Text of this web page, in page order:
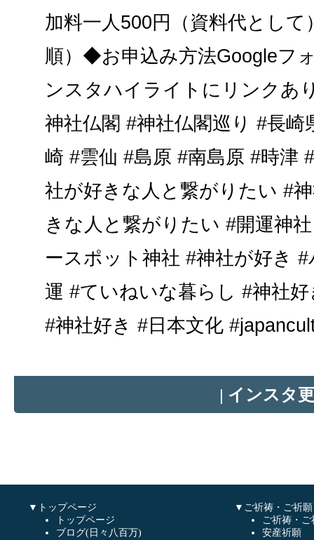
加料一人500円（資料代とし
順）◆お申込み方法Googleフ
ンスタハイライトにリンクあ
神社仏閣 #神社仏閣巡り #長崎
崎 #雲仙 #島原 #南島原 #時津
社が好きな人と繋がりたい #
きな人と繋がりたい #開運神
ースポット神社 #神社が好き
運 #ていねいな暮らし #神社
#神社好き #日本文化
| インスタ
▼トップページ
トップページ
ブログ(日々八百万)
▼ご祈祷・ご祈願
ご祈祷・ご
安産祈願